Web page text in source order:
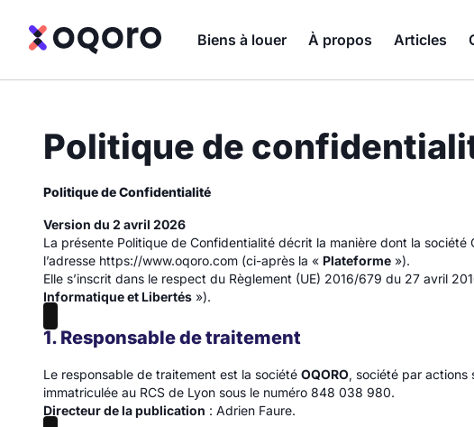
Biens à louer À propos Articles
Politique de
Politique de Confidentialité
Version du 2 avril 2026
La présente Politique de Confidentialité décrit la manière dont la
l’adresse https://www.oqoro.com (ci-après la « Plateforme »).
Elle s’inscrit dans le respect du Règlement (UE) 2016/679 du 27 avril
Informatique et Libertés »).
1. Responsable de traitement
Le responsable de traitement est la société OQORO, société par actions
immatriculée au RCS de Lyon sous le numéro 848 038 980.
Directeur de la publication : Adrien Faure.